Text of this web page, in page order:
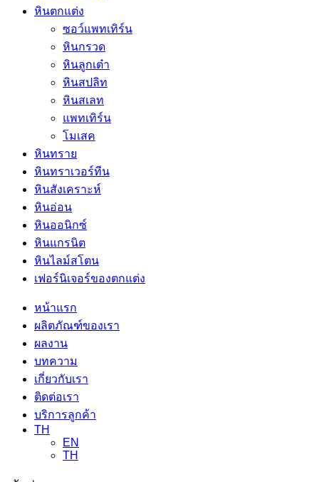
หินตกแต่ง
ซอว์แพทเทิร์น
หินกรวด
หินลูกเต๋า
หินสปลิท
หินสเลท
แพทเทิร์น
โมเสค
หินทราย
หินทราเวอร์ทีน
หินสังเคราะห์
หินอ่อน
หินออนิกซ์
หินแกรนิต
หินไลม์สโตน
เฟอร์นิเจอร์ของตกแต่ง
หน้าแรก
ผลิตภัณฑ์ของเรา
ผลงาน
บทความ
เกี่ยวกับเรา
ติดต่อเรา
บริการลูกค้า
TH
EN
TH